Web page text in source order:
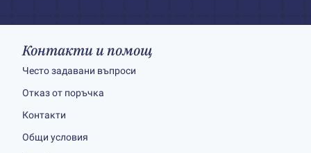
Контакти и помощ
Често задавани въпроси
Отказ от поръчка
Контакти
Общи условия